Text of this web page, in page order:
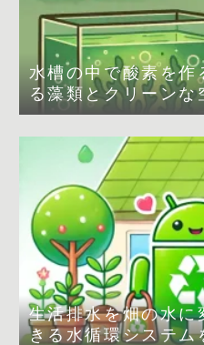
水槽の中で酸素を
る藻類とクリーンな
生活排水を畑の水に
きる水循環システム